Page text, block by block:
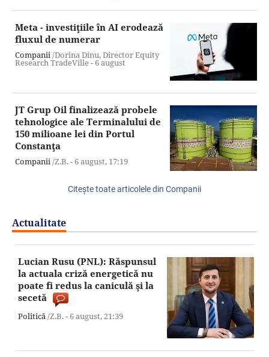
Meta - investiţiile în AI erodează
fluxul de numerar
Companii /Dorina Dinu, Director Equity
Research TradeVille -6 august
JT Grup Oil finalizează probele
tehnologice ale Terminalului de
150 milioane lei din Portul
Constanţa
Companii/Z.B. -6 august, 17:19
Citeşte toate articolele din Companii
Actualitate
Lucian Rusu (PNL): Răspunsul
la actuala criză energetică nu
poate fi redus la caniculă şi la
secetă
Politică /Z.B. -6 august, 21:39